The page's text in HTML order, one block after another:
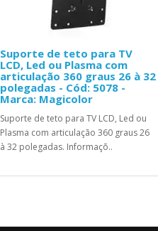
Suporte de teto para TV
LCD, Led ou Plasma com
articulação 360 graus 26 à 32
polegadas - Cód: 5078 -
Marca: Magicolor
Suporte de teto para TV LCD, Led ou
Plasma com articulação 360 graus 26
à 32 polegadas. Informaçõ..